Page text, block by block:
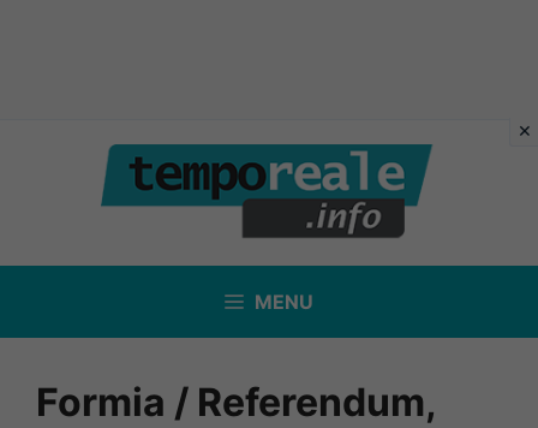
contenuto
MENU
Formia / Referendum,